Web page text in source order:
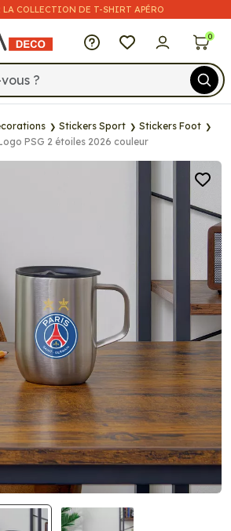
LA COLLECTION DE T-SHIRT APÉRO
MPA Déco 0
Stickers Sport
Stickers Foot
PSG 2 étoiles 2026 couleur